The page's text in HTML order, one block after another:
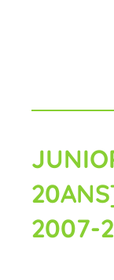
2007-